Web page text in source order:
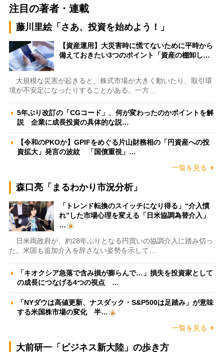
注目の著者・連載
藤川里絵「さあ、投資を始めよう！」
【資産運用】大災害時に慌てないために平時から
備えておきたい3つのポイント「資産の棚卸し…
大規模な災害が起きると、株式市場が大きく動いたり、取引環
境が不安定になったりすることがある。一方…
5年ぶり改訂の「CGコード」、何が変わったのかポイントを解
説 企業に成長投資の具体的な説…
【令和のPKOか】GPIFをめぐる片山財務相の「円資産への投
資拡大」発言の波紋 「国債重視」…
一覧を見る
森口亮「まるわかり市況分析」
「トレンド転換のスイッチになり得る」“介入慣
れ”した市場心理を変える「日米協調為替介入」
…
日米両政府が、約28年ぶりとなる円買いの協調介入に踏み切っ
た。米国も追加介入を辞さない姿勢を示して…
「キオクシア急落で含み損が膨らんで…」損失を投資家として
の成長につなげる4つの視点 …
「NYダウは高値更新、ナスダック・S&P500は足踏み」が意味
する米国株市場の変化 半…
一覧を見る
大前研一「ビジネス新大陸」の歩き方